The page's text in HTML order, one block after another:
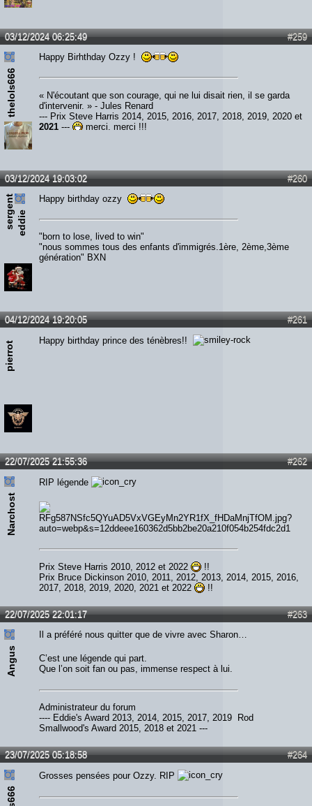
#259
03/12/2024 06:25:49
thelols666
Happy Birhthday Ozzy !
« N'écoutant que son courage, qui ne lui disait rien, il se garda
d'intervenir. » - Jules Renard
--- Prix Steve Harris 2014, 2015, 2016, 2017, 2018, 2019, 2020 et
2021 --- merci, merci !!!
#260
03/12/2024 19:03:02
s
e
rg
e
n
t
e
d
d
ie
Happy birthday ozzy
"born to lose, lived to win"
"nous sommes tous des enfants d'immigrés.1ère, 2ème,3ème
génération" BXN
#261
04/12/2024 19:20:05
pierrot Happy birthday prince des ténèbres!!
#262
22/07/2025 21:55:36
Narchost
RIP légende
Prix Steve Harris 2010, 2012 et 2022
!!
Prix Bruce Dickinson 2010, 2011, 2012, 2013, 2014, 2015, 2016,
2017, 2018, 2019, 2020, 2021 et 2022
!!
#263
22/07/2025 22:01:17
Angus
Il a préféré nous quitter que de vivre avec Sharon…
C’est une légende qui part.
Que l’on soit fan ou pas, immense respect à lui.
Administrateur du forum
---- Eddie's Award 2013, 2014, 2015, 2017, 2019 Rod
Smallwood's Award 2015, 2018 et 2021 ---
#264
23/07/2025 05:18:58
Grosses pensées pour Ozzy. RIP